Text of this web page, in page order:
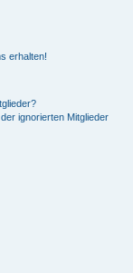
erhalten!
ignorierten Mitglieder